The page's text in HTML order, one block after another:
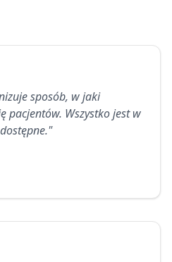
sposób, w jaki
pacjentów. Wszystko jest w
"